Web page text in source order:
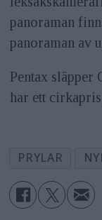
panoraman
panoraman av
Pentax släpper
har ett
PRYLAR